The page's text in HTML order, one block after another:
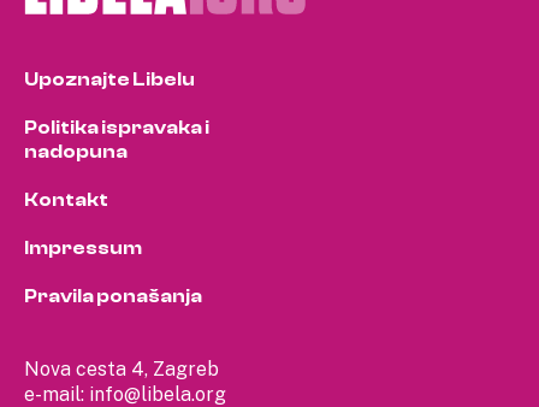
Nova cesta 4, Zagreb
e-mail: info@libela.org
Upoznajte Libelu
Politika ispravaka i
nadopuna
Kontakt
Impressum
Pravila ponašanja